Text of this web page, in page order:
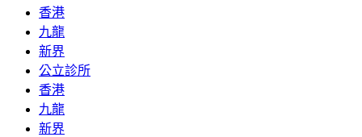
香港
九龍
新界
公立診所
香港
九龍
新界